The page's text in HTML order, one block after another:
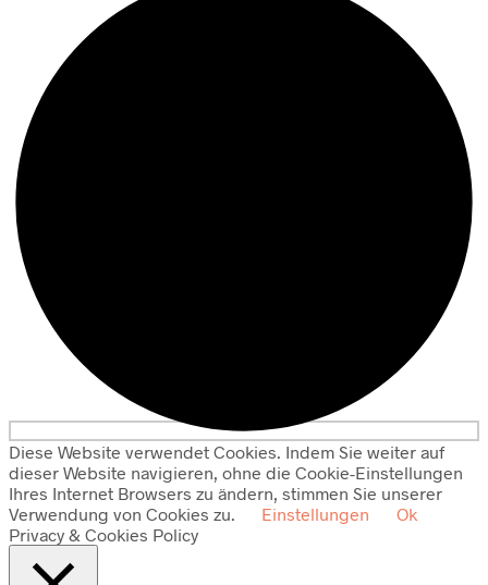
Diese Website verwendet Cookies. Indem Sie weiter auf
dieser Website navigieren, ohne die Cookie-Einstellungen
Ihres Internet Browsers zu ändern, stimmen Sie unserer
Verwendung von Cookies zu.
Einstellungen
Ok
Privacy & Cookies Policy